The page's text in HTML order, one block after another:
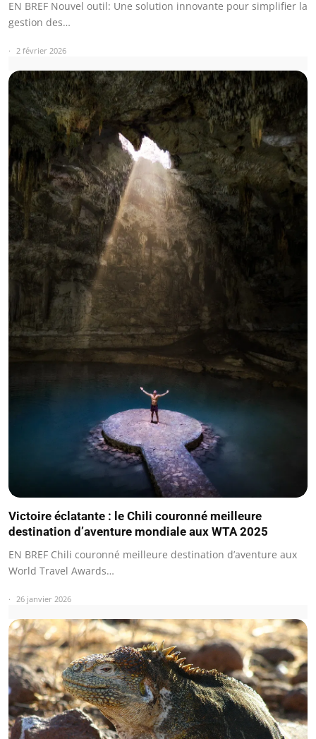
EN BREF Nouvel outil: Une solution innovante pour simplifier la
gestion des…
2 février 2026
Victoire éclatante : le Chili couronné meilleure
destination d’aventure mondiale aux WTA 2025
EN BREF Chili couronné meilleure destination d’aventure aux
World Travel Awards…
26 janvier 2026